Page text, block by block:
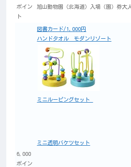
ポイン
ト
旭山動物園（北海道）入場（園）券大
6,000
ポイン
図書カード/1,000円
ハンドタオル モダンリゾート
ミニルーピングセット
ミニ透明バケツセット